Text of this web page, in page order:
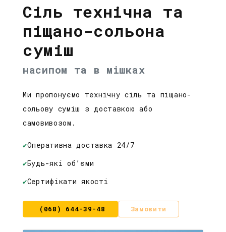
Сіль технічна та
піщано-сольона
суміш
насипом та в мішках
Ми пропонуємо технічну сіль та піщано-
сольову суміш з доставкою або
самовивозом.
✔Оперативна доставка 24/7
✔Будь-які об’єми
✔Сертифікати якості
(068) 644-39-48 Замовити